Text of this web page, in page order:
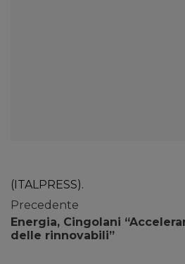
(ITALPRESS).
Precedente
Energia, Cingolani
delle rinnovabili”